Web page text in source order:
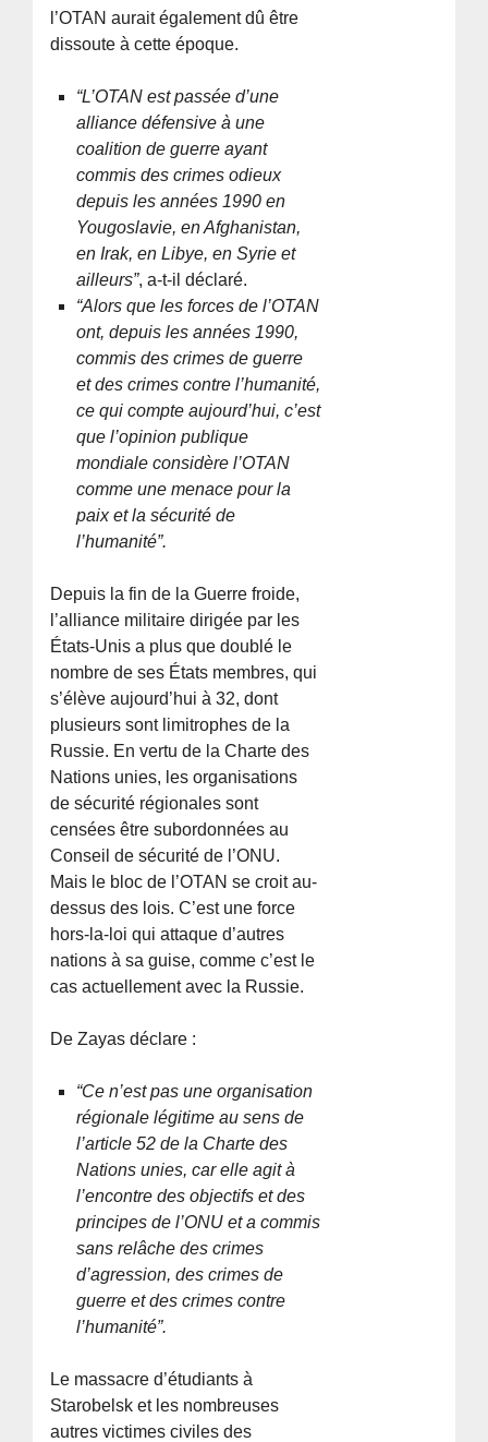
l’OTAN aurait également dû être
dissoute à cette époque.
“L’OTAN est passée d’une
alliance défensive à une
coalition de guerre ayant
commis des crimes odieux
depuis les années 1990 en
Yougoslavie, en Afghanistan,
en Irak, en Libye, en Syrie et
ailleurs”, a-t-il déclaré.
“Alors que les forces de l’OTAN
ont, depuis les années 1990,
commis des crimes de guerre
et des crimes contre l’humanité,
ce qui compte aujourd’hui, c’est
que l’opinion publique
mondiale considère l’OTAN
comme une menace pour la
paix et la sécurité de
l’humanité”.
Depuis la fin de la Guerre froide,
l’alliance militaire dirigée par les
États-Unis a plus que doublé le
nombre de ses États membres, qui
s’élève aujourd’hui à 32, dont
plusieurs sont limitrophes de la
Russie. En vertu de la Charte des
Nations unies, les organisations
de sécurité régionales sont
censées être subordonnées au
Conseil de sécurité de l’ONU.
Mais le bloc de l’OTAN se croit au-
dessus des lois. C’est une force
hors-la-loi qui attaque d’autres
nations à sa guise, comme c’est le
cas actuellement avec la Russie.
De Zayas déclare :
“Ce n’est pas une organisation
régionale légitime au sens de
l’article 52 de la Charte des
Nations unies, car elle agit à
l’encontre des objectifs et des
principes de l’ONU et a commis
sans relâche des crimes
d’agression, des crimes de
guerre et des crimes contre
l’humanité”.
Le massacre d’étudiants à
Starobelsk et les nombreuses
autres victimes civiles des